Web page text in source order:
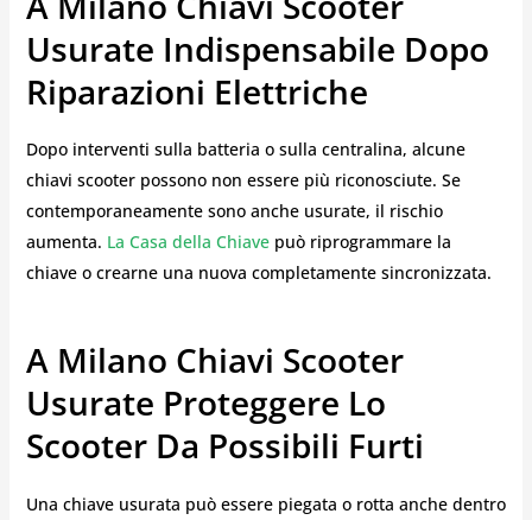
Usurate Indispensabile Dopo
Riparazioni Elettriche
Dopo interventi sulla batteria o sulla centralina, alcune
chiavi scooter possono non essere più riconosciute. Se
contemporaneamente sono anche usurate, il rischio
aumenta. La Casa della Chiave può riprogrammare la
chiave o crearne una nuova completamente sincronizzata.
A Milano Chiavi Scooter
Usurate Proteggere Lo
Scooter Da Possibili Furti
Una chiave usurata può essere piegata o rotta anche dentro